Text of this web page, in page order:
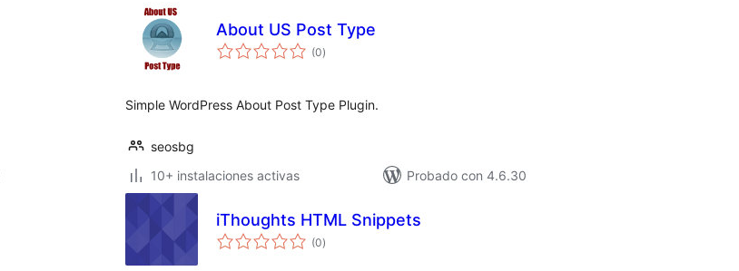
About US Post Type
(0valoraciones
en
)
Simple WordPress About Post Type Plugin.
seosbg
10+ instalaciones activas
Probado con 4.6.30
iThoughts HTML Snippets
(0valoraciones
en
)